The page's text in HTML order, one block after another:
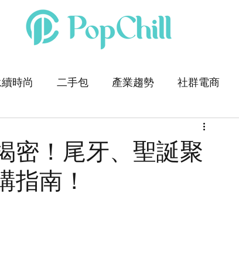
時尚 二手包 產業趨勢 社群電商
密！尾牙、聖誕聚
指南！